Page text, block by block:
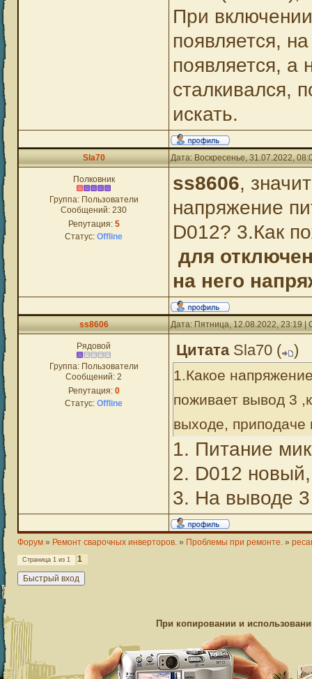
При
появляется,
появляется, а
сталкивался,
искать.
Sla70 Дата: Воскресенье, 31.07.2022,
Полковник
Группа: Пользователи
Сообщений: 230
Репутация: 5
Статус: Offline
ss8606,
напряжение
D012? 3.Как
для
на него
ss8606 Дата: Пятница, 12.08.2022, 23:19
Рядовой
Группа: Пользователи
Сообщений: 2
Репутация: 0
Статус: Offline
Цитата Sla70 ( )
1.Какое
поживает вывод 3
выходе, приподаче
1. Питание
2. D012
3. На выводе
Форум » Ремонт сварочных инверторов. » Проблемы при ремонте. »
Страница 1 из 1 1
При копировании и